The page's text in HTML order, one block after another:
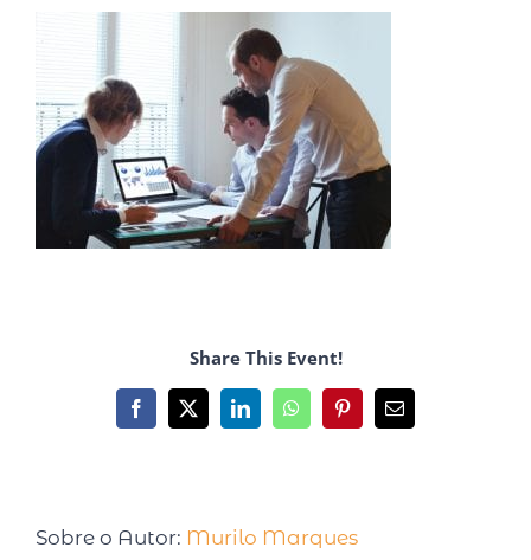
Share This Event!
Sobre o Autor: Murilo Marques